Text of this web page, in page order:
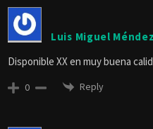
Luis Miguel Méndez
Disponible XX en muy buena
0 Reply